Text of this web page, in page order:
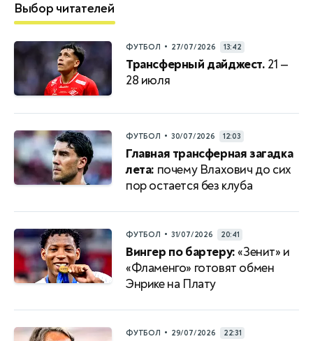
Выбор читателей
ФУТБОЛ • 27/07/2026 13:42
Трансферный дайджест. 21 —
28 июля
ФУТБОЛ • 30/07/2026 12:03
Главная трансферная загадка
лета: почему Влахович до сих
пор остается без клуба
ФУТБОЛ • 31/07/2026 20:41
Вингер по бартеру:«Зенит» и
«Фламенго» готовят обмен
Энрике на Плату
ФУТБОЛ • 29/07/2026 22:31